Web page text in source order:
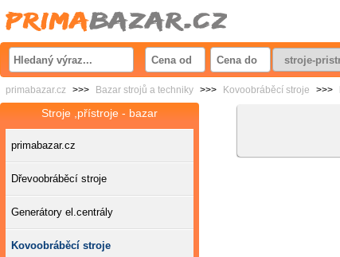
primabazar.cz >>> Bazar strojů a techniky >>> Kovoobráběcí stroje >>>
Stroje ,přístroje - bazar
primabazar.cz
Dřevoobráběcí stroje
Generátory el.centrály
Kovoobráběcí stroje